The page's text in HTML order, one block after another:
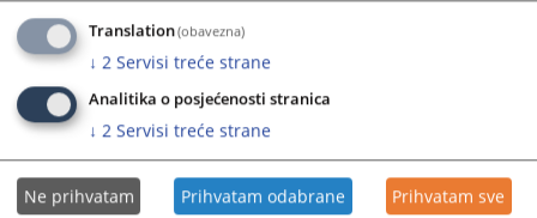
Translation(obavezna)
↓ 2 Servisi treće strane
Analitika o posjećenosti stranica
↓ 2 Servisi treće strane
Ne prihvatam Prihvatam odabrane Prihvatam sve